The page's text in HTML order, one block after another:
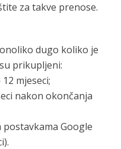
za takve prenose.
dugo koliko je
prikupljeni:
mjeseci;
nakon okončanja
Google